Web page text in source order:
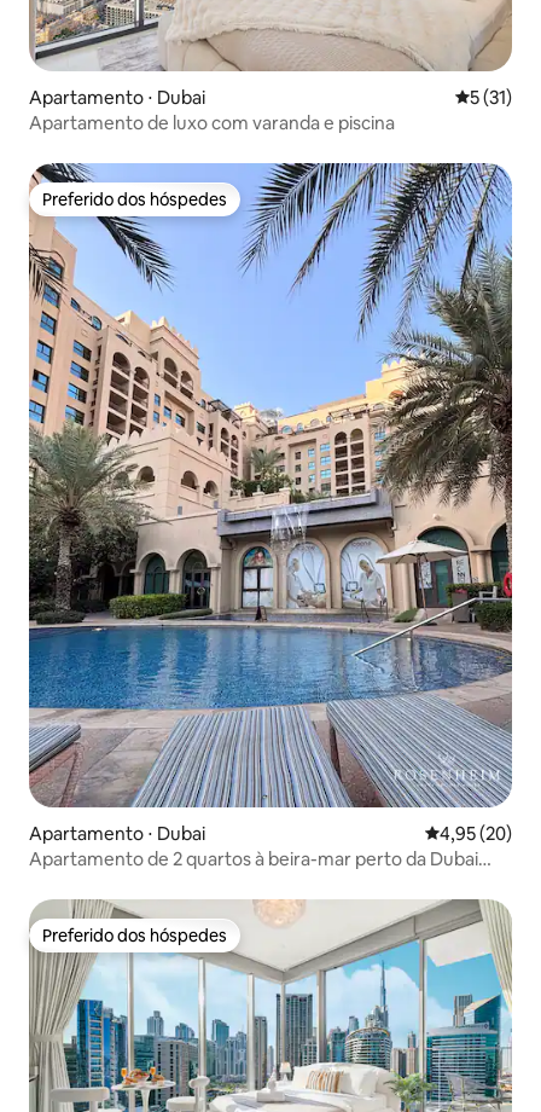
Apartamento ⋅ Dubai 5 de uma
5 (31)
Apartamento de luxo com varanda e piscina
Preferido dos hóspedes
Preferido dos hóspedes
Apartamento ⋅ Dubai 4,95 de uma
4,95 (20)
Apartamento de 2 quartos à beira-mar perto da Dubai
Preferido dos hóspedes
Preferido dos hóspedes